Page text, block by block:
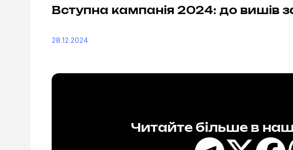
Вступна кампанія 2024: до вишів
28.12.2024
Читайте більше в